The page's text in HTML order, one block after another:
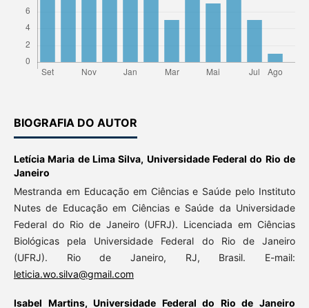
BIOGRAFIA DO AUTOR
Letícia Maria de Lima Silva, Universidade Federal do Rio de
Janeiro
Mestranda em Educação em Ciências e Saúde pelo Instituto
Nutes de Educação em Ciências e Saúde da Universidade
Federal do Rio de Janeiro (UFRJ). Licenciada em Ciências
Biológicas pela Universidade Federal do Rio de Janeiro
(UFRJ). Rio de Janeiro, RJ, Brasil. E-mail:
leticia.wo.silva@gmail.com
Isabel Martins,Universidade Federal do Rio de Janeiro